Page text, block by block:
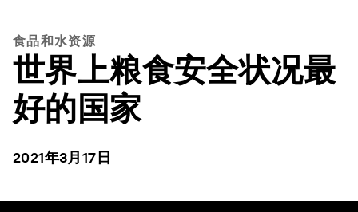
食品和水资源
世界上粮食安全状况最
好的国家
2021年3月17日